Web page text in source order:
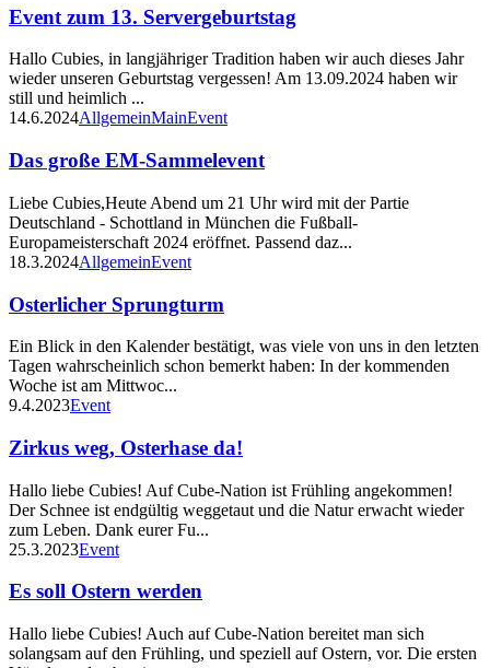
Event zum 13. Servergeburtstag
Hallo Cubies, in langjähriger Tradition haben wir auch dieses Jahr
wieder unseren Geburtstag vergessen! Am 13.09.2024 haben wir
still und heimlich ...
14.6.2024AllgemeinMainEvent
Das große EM-Sammelevent
Liebe Cubies,Heute Abend um 21 Uhr wird mit der Partie
Deutschland - Schottland in München die Fußball-
Europameisterschaft 2024 eröffnet. Passend daz...
18.3.2024AllgemeinEvent
Osterlicher Sprungturm
Ein Blick in den Kalender bestätigt, was viele von uns in den letzten
Tagen wahrscheinlich schon bemerkt haben: In der kommenden
Woche ist am Mittwoc...
9.4.2023Event
Zirkus weg, Osterhase da!
Hallo liebe Cubies! Auf Cube-Nation ist Frühling angekommen!
Der Schnee ist endgültig weggetaut und die Natur erwacht wieder
zum Leben. Dank eurer Fu...
25.3.2023Event
Es soll Ostern werden
Hallo liebe Cubies! Auch auf Cube-Nation bereitet man sich
solangsam auf den Frühling, und speziell auf Ostern, vor. Die ersten